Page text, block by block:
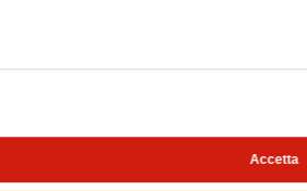
Accetta